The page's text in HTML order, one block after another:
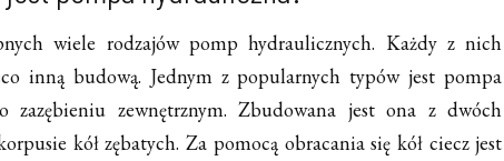
wiele rodzajów pomp hydraulicznych. Każdy z nich
inną budową. Jednym z popularnych typów jest pompa
zazębieniu zewnętrznym. Zbudowana jest ona z dwóch
kół zębatych. Za pomocą obracania się kół ciecz jest